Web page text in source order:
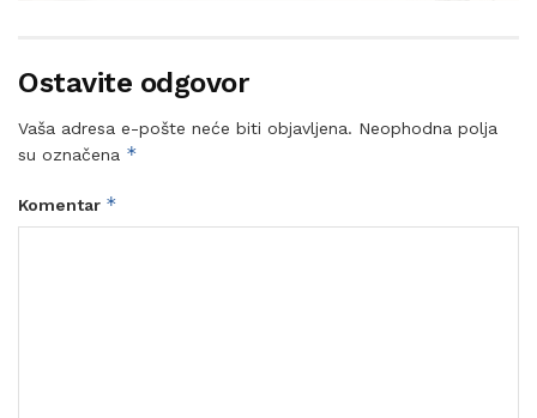
Ostavite odgovor
Vaša adresa e-pošte neće biti objavljena. Neophodna polja
su označena *
Komentar *